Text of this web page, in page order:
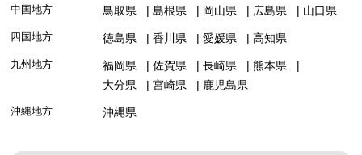
中国地方 鳥取県 島根県 岡山県 広島県 山口県
四国地方 徳島県 香川県 愛媛県 高知県
九州地方 福岡県 佐賀県 長崎県
熊本県
大分県
宮崎県 鹿児島県
沖縄地方 沖縄県